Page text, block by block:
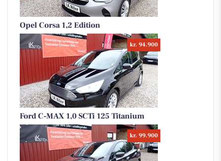
Opel Corsa 1,2 Edition
kr. 94.900
Ford C-MAX 1,0 SCTi 125 Titanium
kr. 99.900